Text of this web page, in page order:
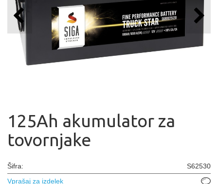
125Ah akumulator za
tovornjake
Šifra:
S62530
Vprašaj za izdelek